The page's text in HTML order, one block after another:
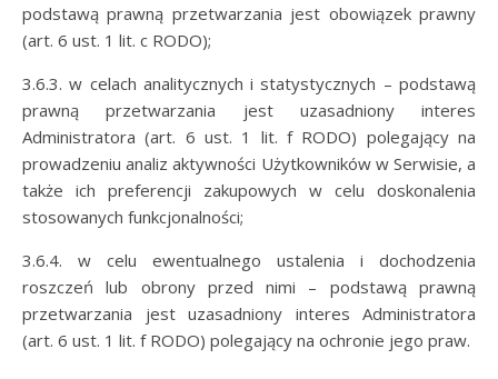
podstawą prawną przetwarzania jest obowiązek prawny
(art. 6 ust. 1 lit. c RODO);
3.6.3. w celach analitycznych i statystycznych – podstawą
prawną przetwarzania jest uzasadniony interes
Administratora (art. 6 ust. 1 lit. f RODO) polegający na
prowadzeniu analiz aktywności Użytkowników w Serwisie, a
także ich preferencji zakupowych w celu doskonalenia
stosowanych funkcjonalności;
3.6.4. w celu ewentualnego ustalenia i dochodzenia
roszczeń lub obrony przed nimi – podstawą prawną
przetwarzania jest uzasadniony interes Administratora
(art. 6 ust. 1 lit. f RODO) polegający na ochronie jego praw.